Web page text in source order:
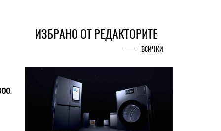
.
ИЗБРАНО ОТ РЕДАКТОРИТЕ
ВСИЧКИ